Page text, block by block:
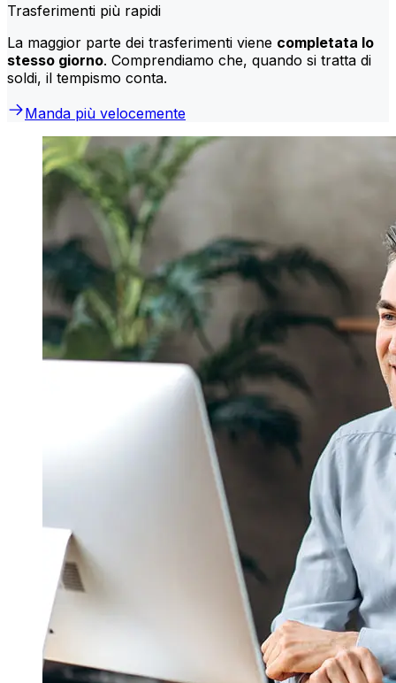
Trasferimenti più rapidi
La maggior parte dei trasferimenti viene completata lo
stesso giorno. Comprendiamo che, quando si tratta di
soldi, il tempismo conta.
Manda più velocemente